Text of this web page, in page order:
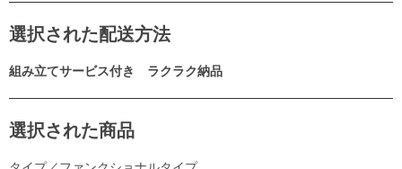
選択された配送方法
組み立てサービス付き ラクラク納品
選択された商品